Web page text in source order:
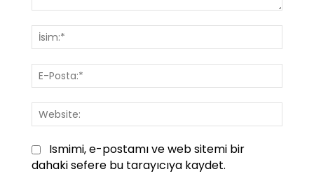
Ismimi, e-postamı ve web sitemi bir
dahaki sefere bu tarayıcıya kaydet.